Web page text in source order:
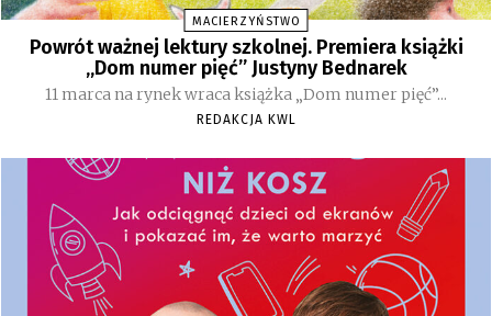
MACIERZYŃSTWO
Powrót ważnej lektury szkolnej. Premiera książki
„Dom numer pięć” Justyny Bednarek
11 marca na rynek wraca książka „Dom numer pięć”...
REDAKCJA KWL